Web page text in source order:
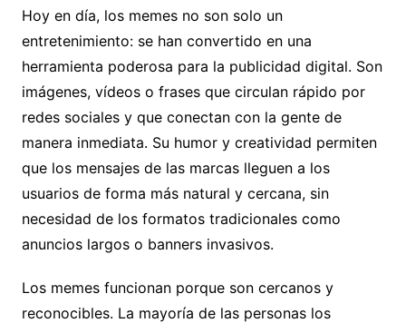
Hoy en día, los memes no son solo un
entretenimiento: se han convertido en una
herramienta poderosa para la publicidad digital. Son
imágenes, vídeos o frases que circulan rápido por
redes sociales y que conectan con la gente de
manera inmediata. Su humor y creatividad permiten
que los mensajes de las marcas lleguen a los
usuarios de forma más natural y cercana, sin
necesidad de los formatos tradicionales como
anuncios largos o banners invasivos.
Los memes funcionan porque son cercanos y
reconocibles. La mayoría de las personas los